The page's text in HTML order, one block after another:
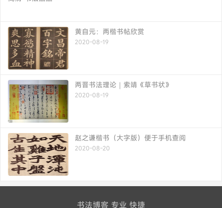
黄自元：两楷书帖欣赏
2020-08-19
两晋书法理论｜索靖《草书状》
2020-08-19
赵之谦楷书（大字版）便于手机查阅
2020-08-20
书法博客 专业 快捷